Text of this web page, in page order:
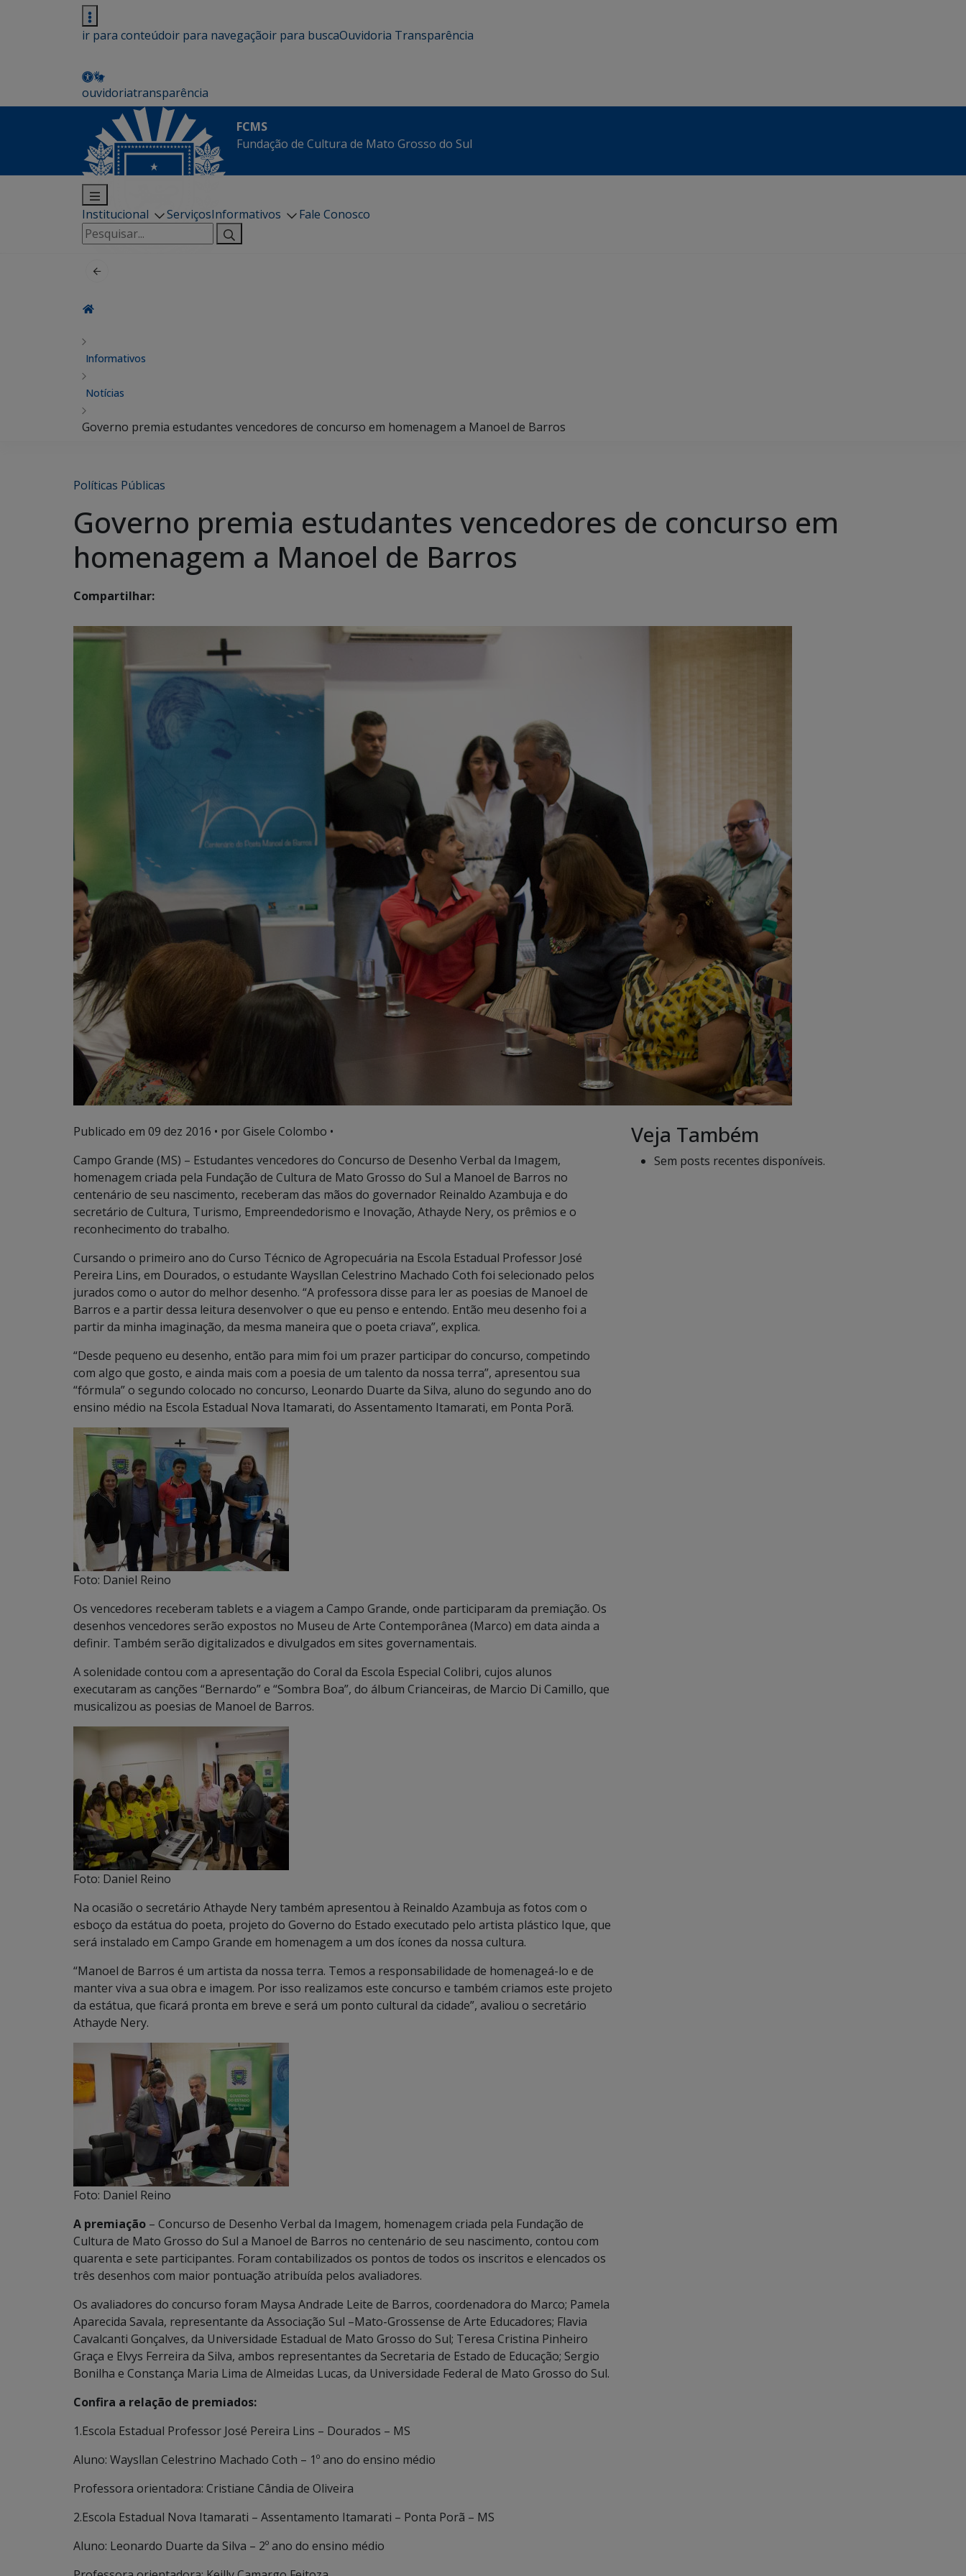
ir para conteúdoir para navegaçãoir para buscaOuvidoria Transparência
ouvidoriatransparência
FCMS
Fundação de Cultura de Mato Grosso do Sul
Institucional ServiçosInformativos
Fale Conosco
Pesquisar
por:
Informativos
Notícias
Governo premia estudantes vencedores de concurso em homenagem a Manoel de Barros
Políticas Públicas
Governo premia estudantes vencedores de concurso em
homenagem a Manoel de Barros
Compartilhar:
Publicado em 09 dez 2016 • por Gisele Colombo •
Campo Grande (MS) – Estudantes vencedores do Concurso de Desenho Verbal da Imagem,
homenagem criada pela Fundação de Cultura de Mato Grosso do Sul a Manoel de Barros no
centenário de seu nascimento, receberam das mãos do governador Reinaldo Azambuja e do
secretário de Cultura, Turismo, Empreendedorismo e Inovação, Athayde Nery, os prêmios e o
reconhecimento do trabalho.
Cursando o primeiro ano do Curso Técnico de Agropecuária na Escola Estadual Professor José
Pereira Lins, em Dourados, o estudante Waysllan Celestrino Machado Coth foi selecionado pelos
jurados como o autor do melhor desenho. “A professora disse para ler as poesias de Manoel de
Barros e a partir dessa leitura desenvolver o que eu penso e entendo. Então meu desenho foi a
partir da minha imaginação, da mesma maneira que o poeta criava”, explica.
“Desde pequeno eu desenho, então para mim foi um prazer participar do concurso, competindo
com algo que gosto, e ainda mais com a poesia de um talento da nossa terra”, apresentou sua
“fórmula” o segundo colocado no concurso, Leonardo Duarte da Silva, aluno do segundo ano do
ensino médio na Escola Estadual Nova Itamarati, do Assentamento Itamarati, em Ponta Porã.
Foto: Daniel Reino
Os vencedores receberam tablets e a viagem a Campo Grande, onde participaram da premiação. Os
desenhos vencedores serão expostos no Museu de Arte Contemporânea (Marco) em data ainda a
definir. Também serão digitalizados e divulgados em sites governamentais.
A solenidade contou com a apresentação do Coral da Escola Especial Colibri, cujos alunos
executaram as canções “Bernardo” e “Sombra Boa”, do álbum Crianceiras, de Marcio Di Camillo, que
musicalizou as poesias de Manoel de Barros.
Foto: Daniel Reino
Na ocasião o secretário Athayde Nery também apresentou à Reinaldo Azambuja as fotos com o
esboço da estátua do poeta, projeto do Governo do Estado executado pelo artista plástico Ique, que
será instalado em Campo Grande em homenagem a um dos ícones da nossa cultura.
“Manoel de Barros é um artista da nossa terra. Temos a responsabilidade de homenageá-lo e de
manter viva a sua obra e imagem. Por isso realizamos este concurso e também criamos este projeto
da estátua, que ficará pronta em breve e será um ponto cultural da cidade”, avaliou o secretário
Athayde Nery.
Foto: Daniel Reino
A premiação – Concurso de Desenho Verbal da Imagem, homenagem criada pela Fundação de
Cultura de Mato Grosso do Sul a Manoel de Barros no centenário de seu nascimento, contou com
quarenta e sete participantes. Foram contabilizados os pontos de todos os inscritos e elencados os
três desenhos com maior pontuação atribuída pelos avaliadores.
Os avaliadores do concurso foram Maysa Andrade Leite de Barros, coordenadora do Marco; Pamela
Aparecida Savala, representante da Associação Sul –Mato-Grossense de Arte Educadores; Flavia
Cavalcanti Gonçalves, da Universidade Estadual de Mato Grosso do Sul; Teresa Cristina Pinheiro
Graça e Elvys Ferreira da Silva, ambos representantes da Secretaria de Estado de Educação; Sergio
Bonilha e Constança Maria Lima de Almeidas Lucas, da Universidade Federal de Mato Grosso do Sul.
Confira a relação de premiados:
1.Escola Estadual Professor José Pereira Lins – Dourados – MS
Aluno: Waysllan Celestrino Machado Coth – 1º ano do ensino médio
Professora orientadora: Cristiane Cândia de Oliveira
2.Escola Estadual Nova Itamarati – Assentamento Itamarati – Ponta Porã – MS
Aluno: Leonardo Duarte da Silva – 2º ano do ensino médio
Veja Também
Sem posts recentes disponíveis.